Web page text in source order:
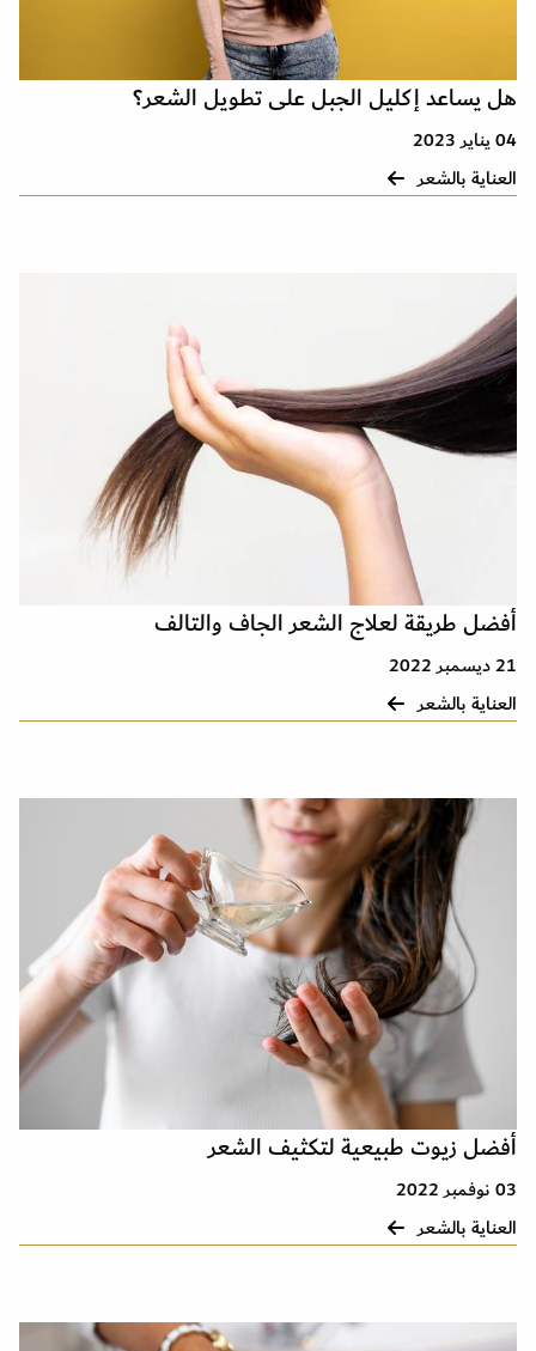
هل يساعد إكليل الجبل على تطويل الشعر؟
04 يناير 2023
العناية بالشعر
أفضل طريقة لعلاج الشعر الجاف والتالف
21 ديسمبر 2022
العناية بالشعر
أفضل زيوت طبيعية لتكثيف الشعر
03 نوفمبر 2022
العناية بالشعر